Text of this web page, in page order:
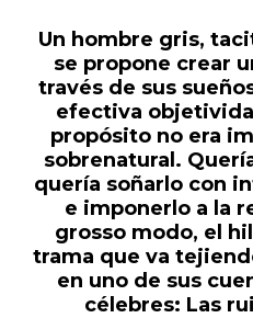
Un hombre gris,
se propone crear
través de sus
efectiva
propósito no era
sobrenatural.
quería soñarlo con
e imponerlo a la
grosso modo, el
trama que va
en uno de sus
célebres: Las